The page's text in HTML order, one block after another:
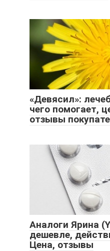
«Девясил»:
чего помогает,
отзывы
Аналоги Ярина
дешевле,
Цена, отзывы